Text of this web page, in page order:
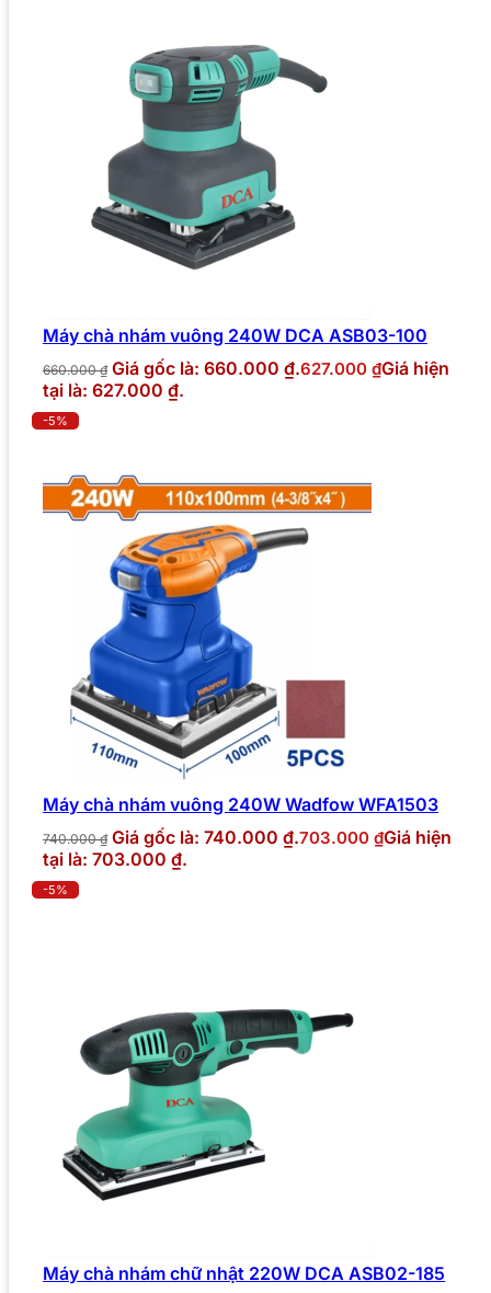
Máy chà nhám vuông 240W DCA ASB03-100
660.000₫ Giá gốc là: 660.000 ₫.627.000 ₫Giá hiện
tại là: 627.000 ₫.
-5%
Máy chà nhám vuông 240W Wadfow WFA1503
740.000₫ Giá gốc là: 740.000 ₫.703.000 ₫Giá hiện
tại là: 703.000 ₫.
-5%
Máy chà nhám chữ nhật 220W DCA ASB02-185